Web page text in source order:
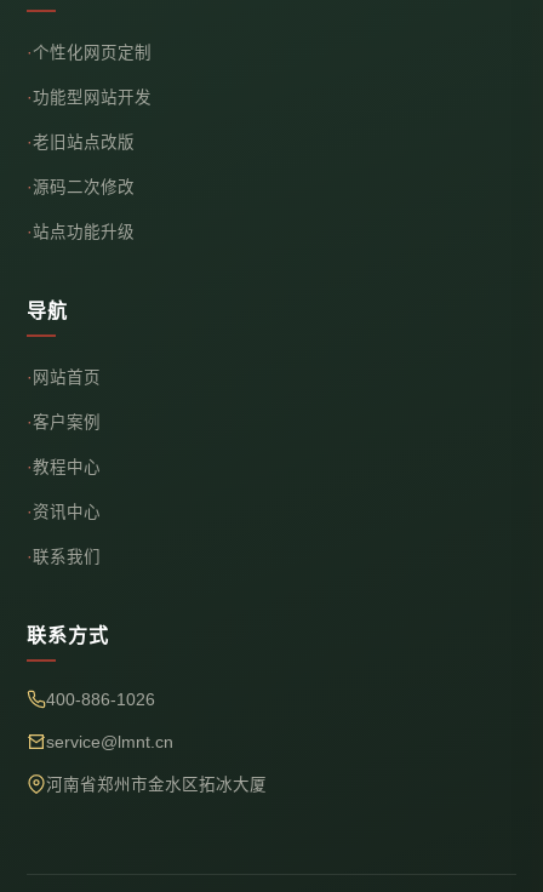
个性化网页定制
功能型网站开发
老旧站点改版
源码二次修改
站点功能升级
导航
网站首页
客户案例
教程中心
资讯中心
联系我们
联系方式
400-886-1026
service@lmnt.cn
河南省郑州市金水区拓冰大厦